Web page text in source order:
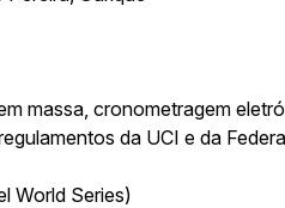
massa, cronometragem
da UCI e da
World Series)